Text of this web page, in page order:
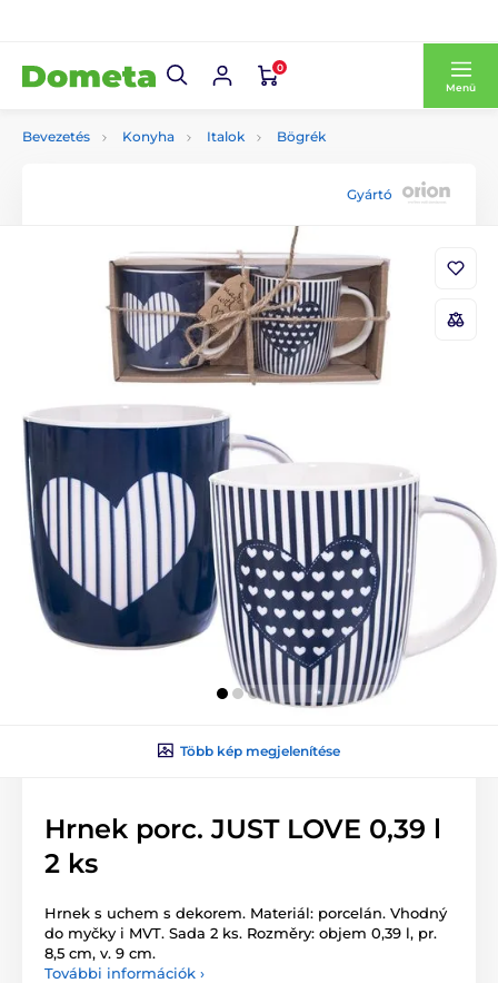
0
Menü
Bevezetés Konyha Italok Bögrék
Gyártó
Több kép megjelenítése
Hrnek porc. JUST LOVE 0,39 l
2 ks
Hrnek s uchem s dekorem. Materiál: porcelán. Vhodný
do myčky i MVT. Sada 2 ks. Rozměry: objem 0,39 l, pr.
8,5 cm, v. 9 cm.
További információk ›